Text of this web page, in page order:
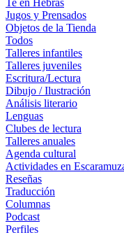
Te en Hebras
Jugos y Prensados
Objetos de la Tienda
Todos
Talleres infantiles
Talleres juveniles
Escritura/Lectura
Dibujo / Ilustración
Análisis literario
Lenguas
Clubes de lectura
Talleres anuales
Agenda cultural
Actividades en
Reseñas
Traducción
Columnas
Podcast
Perfiles